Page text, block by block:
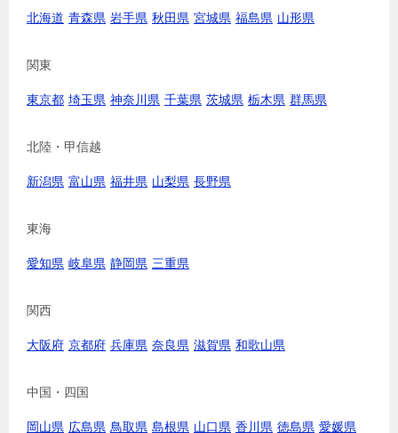
北海道 青森県 岩手県 秋田県 宮城県 福島県 山形県
関東
東京都 埼玉県 神奈川県 千葉県 茨城県 栃木県 群馬県
北陸・甲信越
新潟県 富山県 福井県 山梨県 長野県
東海
愛知県 岐阜県 静岡県 三重県
関西
大阪府 京都府 兵庫県 奈良県 滋賀県 和歌山県
中国・四国
岡山県 広島県 鳥取県 島根県 山口県 香川県 徳島県 愛媛県